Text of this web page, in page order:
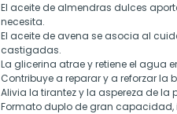
El aceite de almendras dulces
necesita.
El aceite de avena se asocia al
castigadas.
La glicerina atrae y retiene el agua
Contribuye a reparar y a reforzar la
Alivia la tirantez y la aspereza de la
Formato duplo de gran